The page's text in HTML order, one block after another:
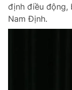
định điều động,
Nam Định.